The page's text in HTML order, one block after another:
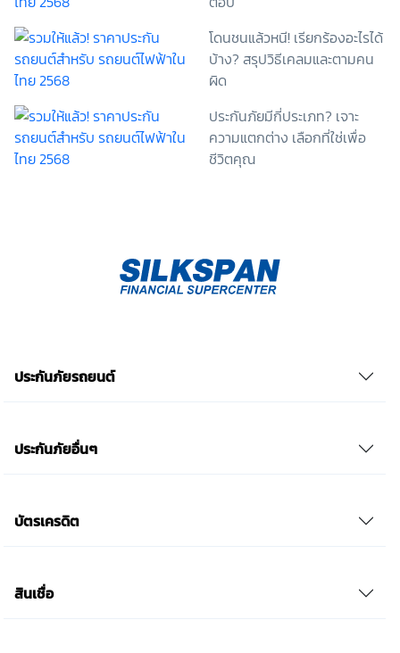
ในกรณีมีข้อจำกัดสิทธิตามกฎหมายหรือยังมีสัญญา
ระหว่างข้าพเจ้ากับสถาบันที่ให้ประโยชน์แก่ข้าพเจ้าอยู่
กรณีที่ข้าพเจ้าประสงค์จะไม่ให้ความยินยอม ข้าพเจ้าเข้าใจ
(เช่น ข้าพเจ้าอาจได้รับความสะดวกในการใช้บริการน้อย
ลง หรือข้าพเจ้าไม่สามารถเข้าถึงฟังก์ชันการใช้งานบาง
อย่างได้ เป็นต้น) และข้าพเจ้าทราบว่าการถอนความ
ยินยอมดังกล่าว ไม่มีผลกระทบต่อการประมวลผลข้อมูล
ประกันเท่านั้น เช็คราคา
โดนชนแล้วหนี! เรียกร้องอะไรได้
บ้าง? สรุปวิธีเคลมและตามคน
ผิด
ประกันภัยมีกี่ประเภท? เจาะ
ความแตกต่าง เลือกที่ใช่เพื่อ
ชีวิตคุณ
ประกันภัยรถยนต์
ประกันภัยอื่นๆ
บัตรเครดิต
สินเชื่อ